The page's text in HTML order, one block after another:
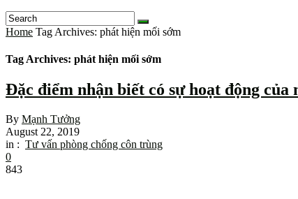
Home Tag Archives: phát hiện mối sớm
Tag Archives: phát hiện mối sớm
Đặc điểm nhận biết có sự hoạt động của
By Mạnh Tưởng
August 22, 2019
in : Tư vấn phòng chống côn trùng
0
843